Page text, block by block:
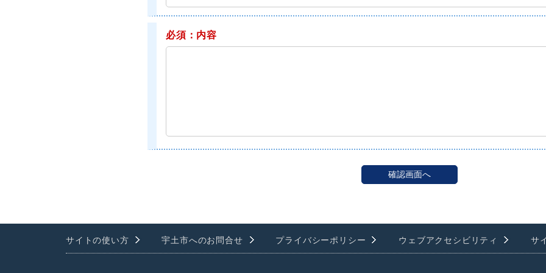
必須：内容
サイトの使い方 宇土市へのお問合せ プライバシーポリシー ウェブアクセシビリティ サ